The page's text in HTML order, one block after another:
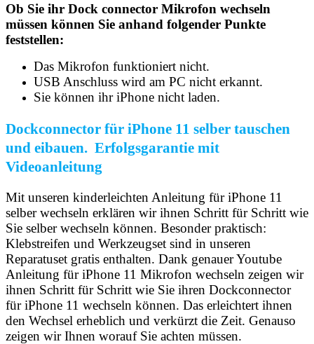
Ob Sie ihr Dock connector Mikrofon wechseln
müssen können Sie anhand folgender Punkte
feststellen:
Das Mikrofon funktioniert nicht.
USB Anschluss wird am PC nicht erkannt.
Sie können ihr iPhone nicht laden.
Dockconnector für iPhone 11 selber tauschen
und eibauen. Erfolgsgarantie mit
Videoanleitung
Mit unseren kinderleichten Anleitung für iPhone 11
selber wechseln erklären wir ihnen Schritt für Schritt wie
Sie selber wechseln können. Besonder praktisch:
Klebstreifen und Werkzeugset sind in unseren
Reparatuset gratis enthalten. Dank genauer Youtube
Anleitung für iPhone 11 Mikrofon wechseln zeigen wir
ihnen Schritt für Schritt wie Sie ihren Dockconnector
für iPhone 11 wechseln können. Das erleichtert ihnen
den Wechsel erheblich und verkürzt die Zeit. Genauso
zeigen wir Ihnen worauf Sie achten müssen.